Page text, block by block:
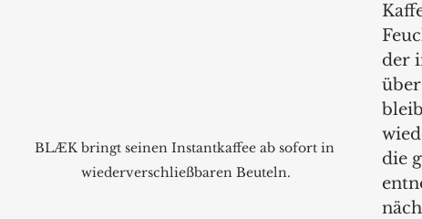
BLÆK bringt seinen Instantkaffee ab sofort in
wiederverschließbaren Beuteln.
der
die